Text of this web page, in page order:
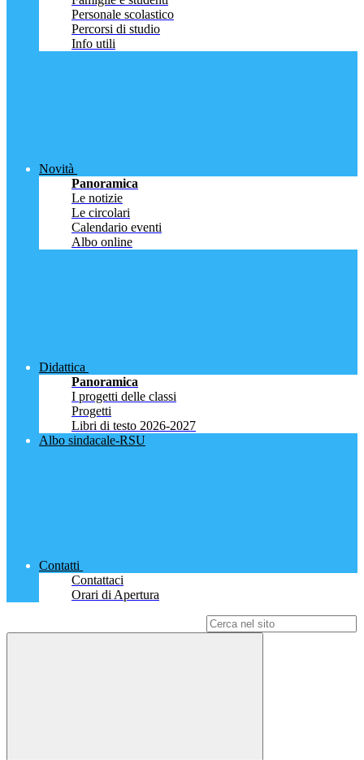
Personale scolastico
Percorsi di studio
Info utili
Novità
Panoramica
Le notizie
Le circolari
Calendario eventi
Albo online
Didattica
Panoramica
I progetti delle classi
Progetti
Libri di testo 2026-2027
Albo sindacale-RSU
Contatti
Contattaci
Orari di Apertura